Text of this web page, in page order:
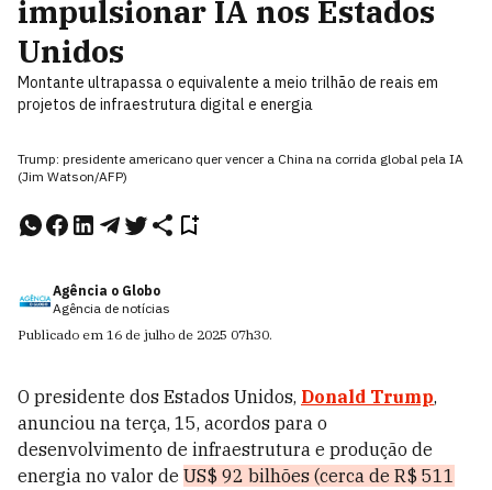
impulsionar IA nos Estados
Unidos
Montante ultrapassa o equivalente a meio trilhão de reais em
projetos de infraestrutura digital e energia
Trump: presidente americano quer vencer a China na corrida global pela IA
(Jim Watson/AFP)
Agência o Globo
Agência de notícias
Publicado em 16 de julho de 2025 07h30.
O presidente dos Estados Unidos, Donald Trump,
anunciou na terça, 15, acordos para o
desenvolvimento de infraestrutura e produção de
energia no valor de US$ 92 bilhões (cerca de R$ 511